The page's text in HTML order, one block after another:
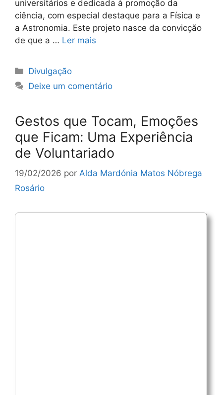
universitários e dedicada à promoção da
ciência, com especial destaque para a Física e
a Astronomia. Este projeto nasce da convicção
de que a … Ler mais
Categorias
Divulgação
Deixe um comentário
Gestos que Tocam, Emoções
que Ficam: Uma Experiência
de Voluntariado
19/02/2026 por Alda Mardónia Matos Nóbrega
Rosário